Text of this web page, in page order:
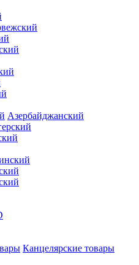
Азербайджанский
Канцелярские товары